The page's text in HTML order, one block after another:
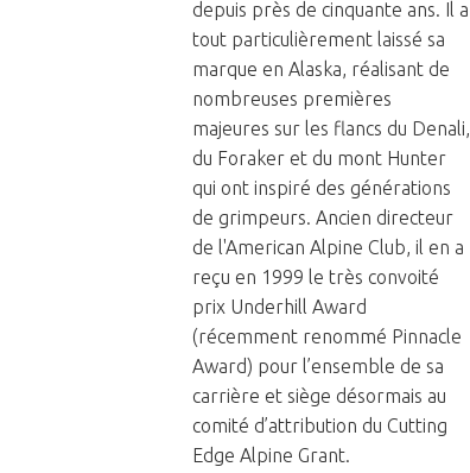
depuis près de cinquante ans. Il a
tout particulièrement laissé sa
marque en Alaska, réalisant de
nombreuses premières
majeures sur les flancs du Denali,
du Foraker et du mont Hunter
qui ont inspiré des générations
de grimpeurs. Ancien directeur
de l'American Alpine Club, il en a
reçu en 1999 le très convoité
prix Underhill Award
(récemment renommé Pinnacle
Award) pour l’ensemble de sa
carrière et siège désormais au
comité d’attribution du Cutting
Edge Alpine Grant.